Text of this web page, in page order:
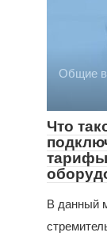
Общие
Что
В данный